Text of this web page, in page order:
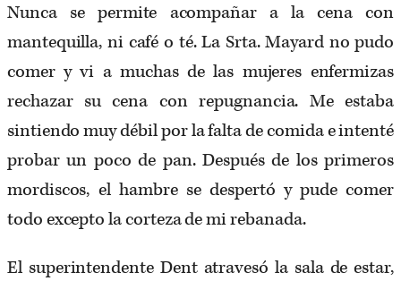
Nunca se permite acompañar a la cena con
mantequilla, ni café o té. La Srta. Mayard no pudo
comer y vi a muchas de las mujeres enfermizas
rechazar su cena con repugnancia. Me estaba
sintiendo muy débil por la falta de comida e intenté
probar un poco de pan. Después de los primeros
mordiscos, el hambre se despertó y pude comer
todo excepto la corteza de mi rebanada.
El superintendente Dent atravesó la sala de estar,